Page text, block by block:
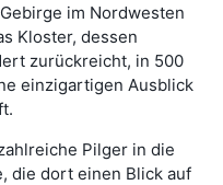
im Nordwesten
Kloster, dessen
zurückreicht, in 500
einzigartigen Ausblick
Pilger in die
die dort einen Blick auf